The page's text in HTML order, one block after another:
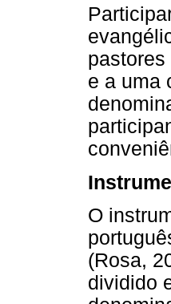
e a uma
O
(Rosa,
dividido